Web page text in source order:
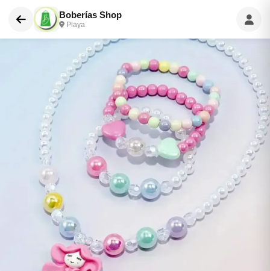
Boberías Shop
Playa